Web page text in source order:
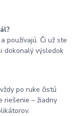
používajú. Či už ste
dokonalý výsledok
po ruke čistú
riešenie – žiadny